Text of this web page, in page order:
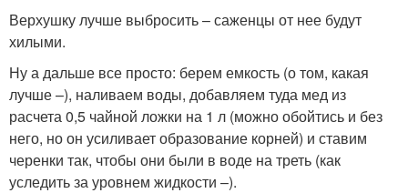
Верхушку лучше выбросить – саженцы от нее будут
хилыми.
Ну а дальше все просто: берем емкость (о том, какая
лучше –), наливаем воды, добавляем туда мед из
расчета 0,5 чайной ложки на 1 л (можно обойтись и без
него, но он усиливает образование корней) и ставим
черенки так, чтобы они были в воде на треть (как
уследить за уровнем жидкости –).